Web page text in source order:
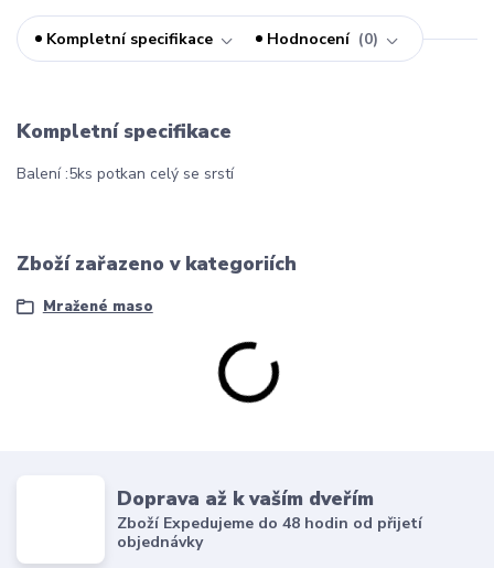
Kompletní specifikace Hodnocení 0
Kompletní specifikace
Balení :5ks potkan celý se srstí
Zboží zařazeno v kategoriích
Mražené maso
Doprava až k vaším dveřím
Zboží Expedujeme do 48 hodin od přijetí
objednávky